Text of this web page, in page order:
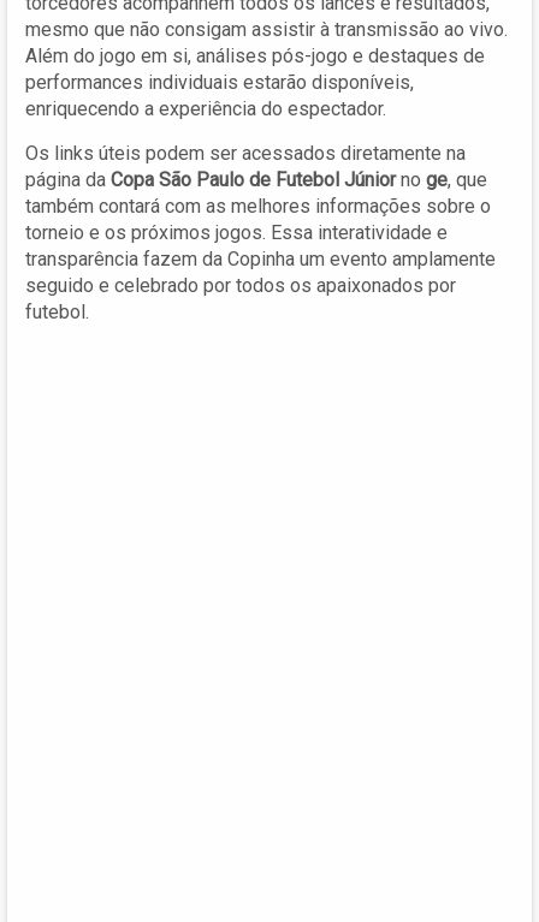
mesmo que não consigam assistir à transmissão ao vivo.
Além do jogo em si, análises pós-jogo e destaques de
performances individuais estarão disponíveis,
enriquecendo a experiência do espectador.
Os links úteis podem ser acessados diretamente na
página da Copa São Paulo de Futebol Júniorno ge, que
também contará com as melhores informações sobre o
torneio e os próximos jogos. Essa interatividade e
transparência fazem da Copinha um evento amplamente
seguido e celebrado por todos os apaixonados por
futebol.